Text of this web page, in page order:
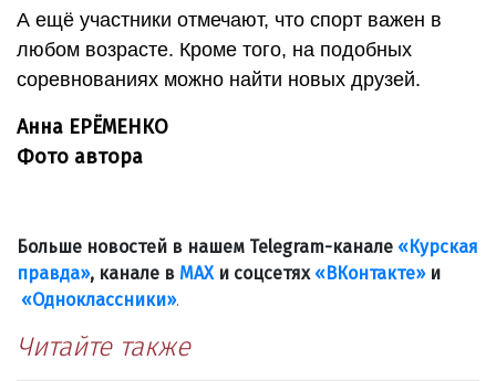
А ещё участники отмечают, что спорт важен в
любом возрасте. Кроме того, на подобных
соревнованиях можно найти новых друзей.
Анна ЕРЁМЕНКО
Фото автора
Больше новостей в нашем Telegram-канале «Курская
правда», канале в МАХи соцсетях «ВКонтакте»и
«Одноклассники».
Читайте также